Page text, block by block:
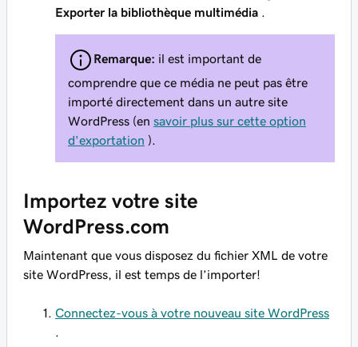
Exporter la bibliothèque multimédia .
Remarque: il est important de
comprendre que ce média ne peut pas être
importé directement dans un autre site
WordPress (en savoir plus sur cette option
d'exportation ).
Importez votre site
WordPress.com
Maintenant que vous disposez du fichier XML de votre
site WordPress, il est temps de l’importer!
Connectez-vous à votre nouveau site WordPress
.